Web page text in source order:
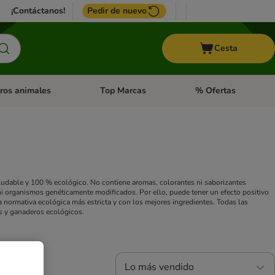
¡Contáctanos! Pedir de nuevo
Cesta
Roedores y +
de categoria abierto: Pájaros
animales Menú de categoria abierto: Otros animales
Top Marcas Menú de categoria
% Ofertas
y 100 % ecológico. No contiene aromas, colorantes ni saborizantes
genéticamente modificados. Por ello, puede tener un efecto positivo
ecológica más estricta y con los mejores ingredientes. Todas las
y ganaderos ecológicos.
Lo más vendido